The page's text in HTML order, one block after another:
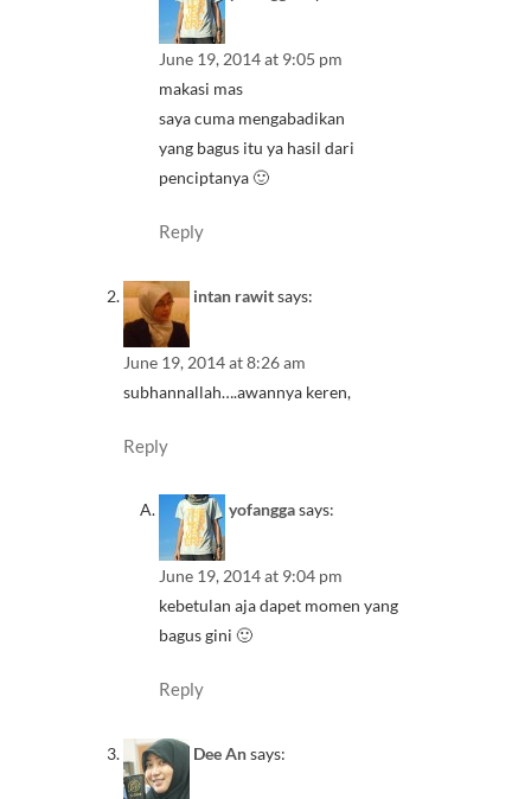
June 19, 2014 at 9:05 pm
makasi mas
saya cuma mengabadikan
yang bagus itu ya hasil dari
penciptanya 🙂
Reply
intan rawitsays:
June 19, 2014 at 8:26 am
subhannallah….awannya keren,
Reply
yofanggasays:
June 19, 2014 at 9:04 pm
kebetulan aja dapet momen yang
bagus gini 🙂
Reply
Dee Ansays: